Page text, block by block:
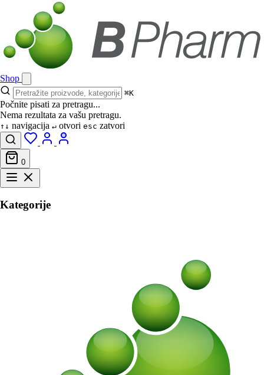
Shop
⌘K
Počnite pisati za pretragu...
Nema rezultata za vašu pretragu.
↑↓ navigacija ↵ otvori esc zatvori
0
Kategorije